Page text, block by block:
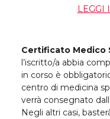
LEGGI
Certificato Medico
l’iscritto/a abbia
in corso è
centro di medicina
verrà consegnato
Negli altri casi,